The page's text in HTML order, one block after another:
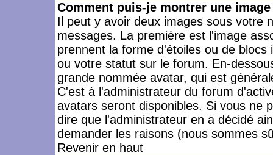
Comment puis-je montrer une
Il peut y avoir deux images sous votre
messages. La première est l'image
prennent la forme d'étoiles ou de
ou votre statut sur le forum. En-
grande nommée avatar, qui est
C'est à l'administrateur du forum
avatars seront disponibles. Si vous ne
dire que l'administrateur en a décidé
demander les raisons (nous sommes
Revenir en haut